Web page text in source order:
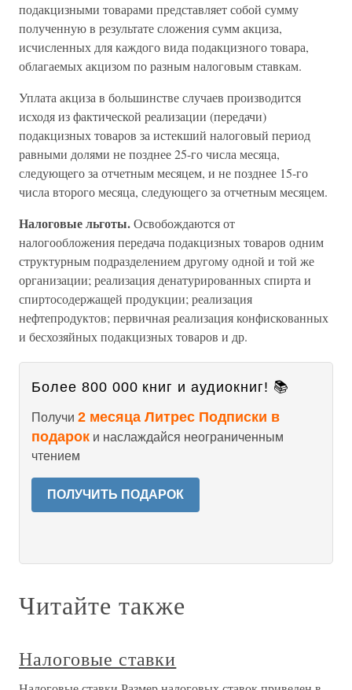
подакцизными товарами представляет собой сумму
полученную в результате сложения сумм акциза,
исчисленных для каждого вида подакцизного товара,
облагаемых акцизом по разным налоговым ставкам.
Уплата акциза в большинстве случаев производится
исходя из фактической реализации (передачи)
подакцизных товаров за истекший налоговый период
равными долями не позднее 25-го числа месяца,
следующего за отчетным месяцем, и не позднее 15-го
числа второго месяца, следующего за отчетным месяцем.
Налоговые льготы.Освобождаются от
налогообложения передача подакцизных товаров одним
структурным подразделением другому одной и той же
организации; реализация денатурированных спирта и
спиртосодержащей продукции; реализация
нефтепродуктов; первичная реализация конфискованных
и бесхозяйных подакцизных товаров и др.
Более 800 000 книг и аудиокниг! 📚
Получи 2 месяца Литрес Подписки в
подарок и наслаждайся неограниченным
чтением
ПОЛУЧИТЬ ПОДАРОК
Читайте также
Налоговые ставки